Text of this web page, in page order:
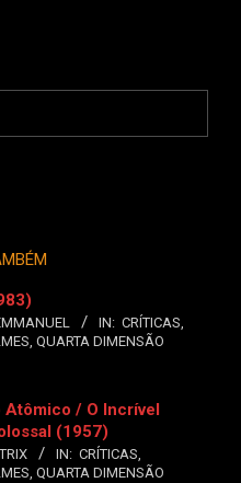
IN: CRÍTICAS,
, QUARTA DIMENSÃO
Atômico / O Incrível
(1957)
IN: CRÍTICAS,
, QUARTA DIMENSÃO